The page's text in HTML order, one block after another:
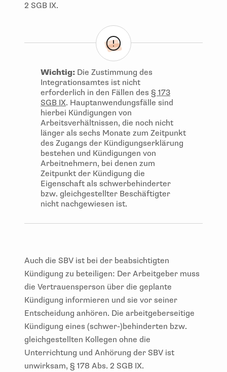
2 SGB IX.
Wichtig: Die Zustimmung des
Integrationsamtes ist nicht
erforderlich in den Fällen des § 173
SGB IX. Hauptanwendungsfälle sind
hierbei Kündigungen von
Arbeitsverhältnissen, die noch nicht
länger als sechs Monate zum Zeitpunkt
des Zugangs der Kündigungserklärung
bestehen und Kündigungen von
Arbeitnehmern, bei denen zum
Zeitpunkt der Kündigung die
Eigenschaft als schwerbehinderter
bzw. gleichgestellter Beschäftigter
nicht nachgewiesen ist.
Auch die SBV ist bei der beabsichtigten
Kündigung zu beteiligen: Der Arbeitgeber muss
die Vertrauensperson über die geplante
Kündigung informieren und sie vor seiner
Entscheidung anhören. Die arbeitgeberseitige
Kündigung eines (schwer-)behinderten bzw.
gleichgestellten Kollegen ohne die
Unterrichtung und Anhörung der SBV ist
unwirksam, § 178 Abs. 2 SGB IX.